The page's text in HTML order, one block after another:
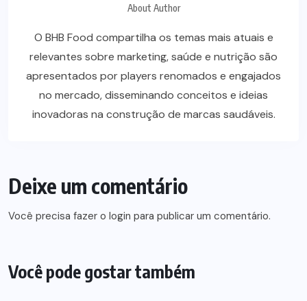
About Author
O BHB Food compartilha os temas mais atuais e
relevantes sobre marketing, saúde e nutrição são
apresentados por players renomados e engajados
no mercado, disseminando conceitos e ideias
inovadoras na construção de marcas saudáveis.
Deixe um comentário
Você precisa fazer o login para publicar um comentário.
Você pode gostar também